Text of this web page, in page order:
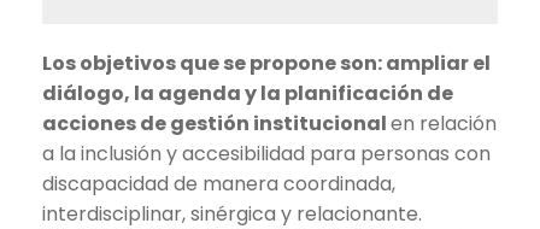
Los objetivos que se propone son: ampliar el
diálogo, la agenda y la planificación de
acciones de gestión institucionalen relación
a la inclusión y accesibilidad para personas con
discapacidad de manera coordinada,
interdisciplinar, sinérgica y relacionante.